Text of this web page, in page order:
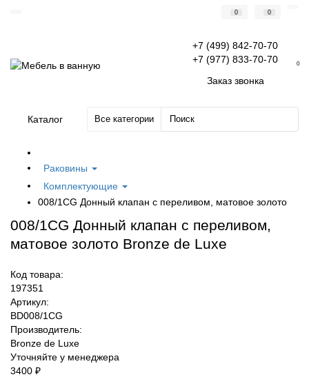
0 0
+7 (499) 842-70-70
+7 (977) 833-70-70
Заказ звонка
0
Каталог Все категории
Раковины
Комплектующие
008/1CG Донный клапан с переливом, матовое золото
008/1CG Донный клапан с переливом,
матовое золото Bronze de Luxe
Код товара:
197351
Артикул:
BD008/1CG
Производитель:
Bronze de Luxe
Уточняйте у менеджера
3400 ₽